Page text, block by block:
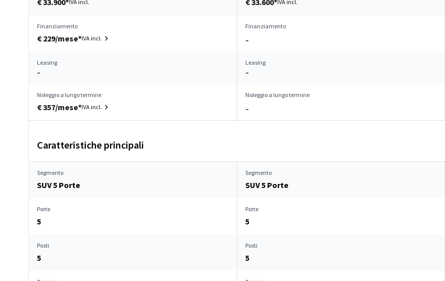
€ 33.900*IVA incl. € 33.600*IVA incl.
Finanziamento
€ 229/mese*IVA incl.
Finanziamento
–
Leasing
–
Leasing
–
Noleggio a lungo termine
€ 357/mese*IVA incl.
Noleggio a lungo termine
–
Caratteristiche principali
Segmento
SUV 5 Porte
Segmento
SUV 5 Porte
Porte
5
Porte
5
Posti
5
Posti
5